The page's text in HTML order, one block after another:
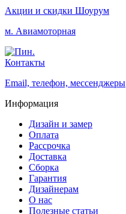
Акции и скидки Шоурум
м. Авиамоторная
Контакты
Email, телефон, мессенджеры
Информация
Дизайн и замер
Оплата
Рассрочка
Доставка
Сборка
Гарантия
Дизайнерам
О нас
Полезные статьи